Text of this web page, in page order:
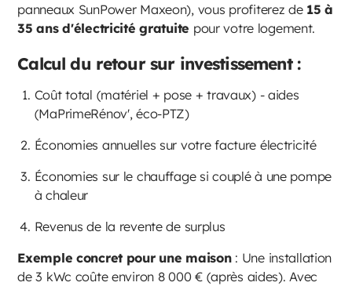
panneaux SunPower Maxeon), vous profiterez de 15 à
35 ans d'électricité gratuite pour votre logement.
Calcul du retour sur investissement :
Coût total (matériel + pose + travaux) - aides
(MaPrimeRénov', éco-PTZ)
Économies annuelles sur votre facture électricité
Économies sur le chauffage si couplé à une pompe
à chaleur
Revenus de la revente de surplus
Exemple concret pour une maison: Une installation
de 3 kWc coûte environ 8 000 € (après aides). Avec